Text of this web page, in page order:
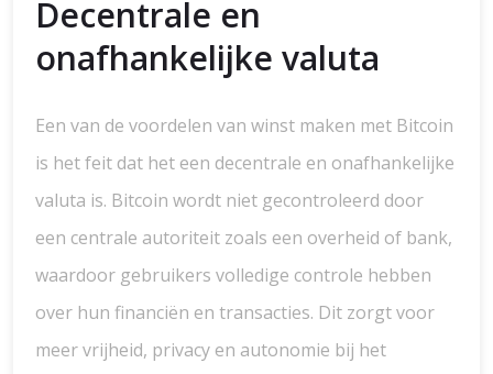
Decentrale en
onafhankelijke valuta
Een van de voordelen van winst maken met Bitcoin
is het feit dat het een decentrale en onafhankelijke
valuta is. Bitcoin wordt niet gecontroleerd door
een centrale autoriteit zoals een overheid of bank,
waardoor gebruikers volledige controle hebben
over hun financiën en transacties. Dit zorgt voor
meer vrijheid, privacy en autonomie bij het